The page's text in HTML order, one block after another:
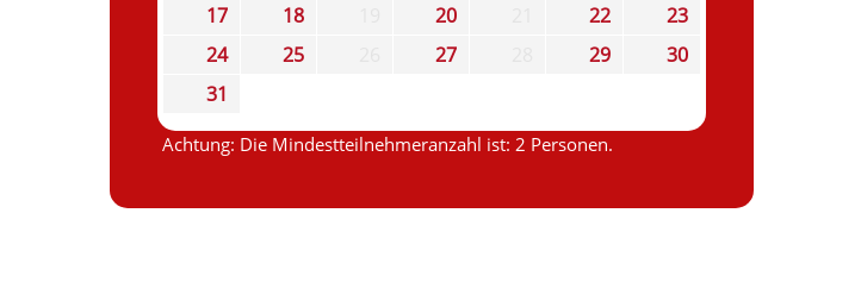
17
18 20 22
23
24
25 27 29
30
31
Achtung: Die Mindestteilnehmeranzahl ist: 2 Personen.